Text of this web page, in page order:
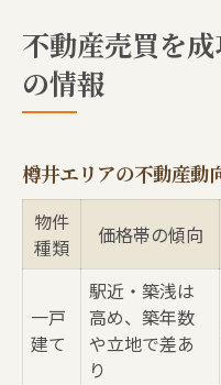
不動産売買を
の情報
樽井エリアの不動産動
物件
種類
価格帯の傾向
一戸
建て
駅近・築浅は
高め、築年数
や立地で差あ
り